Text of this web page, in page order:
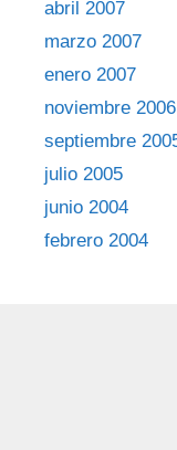
abril 2007
marzo 2007
enero 2007
noviembre 2006
septiembre
julio 2005
junio 2004
febrero 2004